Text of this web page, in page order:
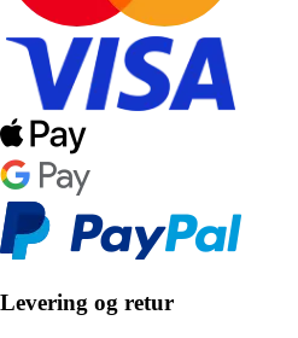
Levering og retur